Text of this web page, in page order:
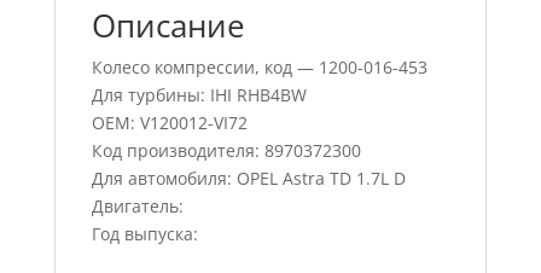
Описание
Колесо компрессии, код — 1200-016-453
Для турбины: IHI RHB4BW
OEM: V120012-VI72
Код производителя: 8970372300
Для автомобиля: OPEL Astra TD 1.7L D
Двигатель:
Год выпуска: